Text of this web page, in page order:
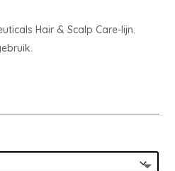
Hair & Scalp Care-lijn.